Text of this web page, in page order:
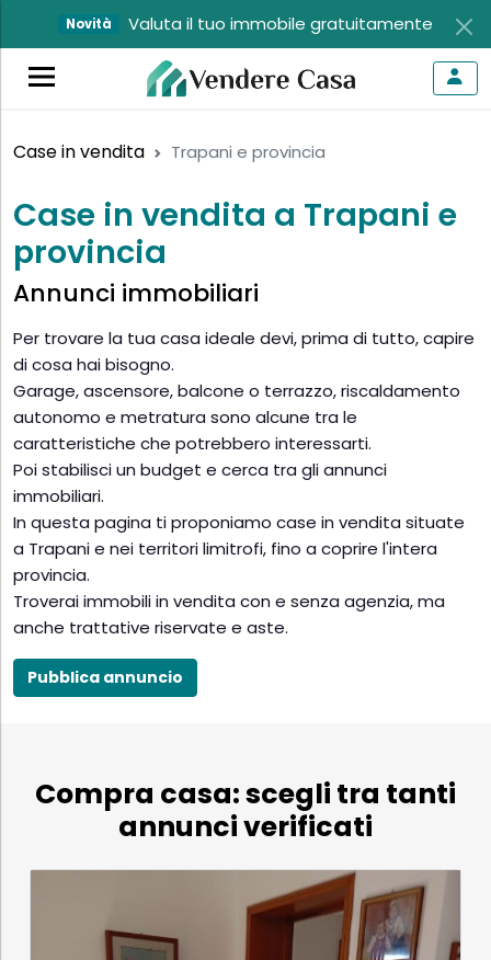
Novità Valuta il tuo immobile gratuitamente
Case in vendita Trapani e provincia
Case in vendita a Trapani e
provincia
Annunci immobiliari
Per trovare la tua casa ideale devi, prima di tutto, capire
di cosa hai bisogno.
Garage, ascensore, balcone o terrazzo, riscaldamento
autonomo e metratura sono alcune tra le
caratteristiche che potrebbero interessarti.
Poi stabilisci un budget e cerca tra gli annunci
immobiliari.
In questa pagina ti proponiamo case in vendita situate
a Trapani e nei territori limitrofi, fino a coprire l'intera
provincia.
Troverai immobili in vendita con e senza agenzia, ma
anche trattative riservate e aste.
Pubblica annuncio
Compra casa: scegli tra tanti
annunci verificati